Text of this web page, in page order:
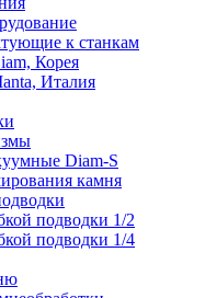
к станкам
Корея
Италия
Diam-S
камня
подводки 1/2
подводки 1/4